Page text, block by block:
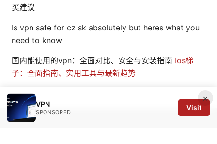
买建议
Is vpn safe for cz sk absolutely but heres what you
need to know
国内能使用的vpn：全面对比、安全与安装指南 Ios梯
子：全面指南、实用工具与最新趋势
×
VPN
SPONSORED
Visit
© 2026 Arrow Review Ltd. All rights reserved.